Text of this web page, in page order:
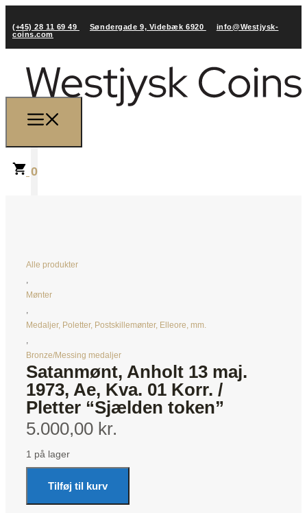
(+45) 28 11 69 49 Søndergade 9, Videbæk 6920
info@Westjysk-
coins.com
0
Alle produkter
,
Mønter
,
Medaljer, Poletter, Postskillemønter, Elleore, mm.
,
Bronze/Messing medaljer
Satanmønt, Anholt 13 maj.
1973, Ae, Kva. 01 Korr. /
Pletter “Sjælden token”
5.000,00 kr.
1 på lager
Tilføj til kurv